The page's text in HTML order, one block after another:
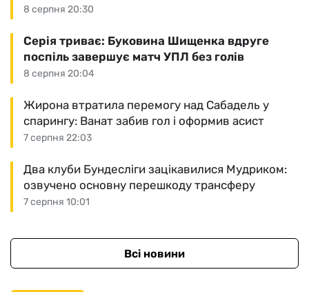
8 серпня 20:30
8 серпня 20:04
Серія триває: Буковина Шищенка вдруге
поспіль завершує матч УПЛ без голів
7 серпня 22:03
Жирона втратила перемогу над Сабадель у
спарингу: Ванат забив гол і оформив асист
7 серпня 10:01
Два клуби Бундесліги зацікавилися Мудриком:
озвучено основну перешкоду трансферу
Всі новини